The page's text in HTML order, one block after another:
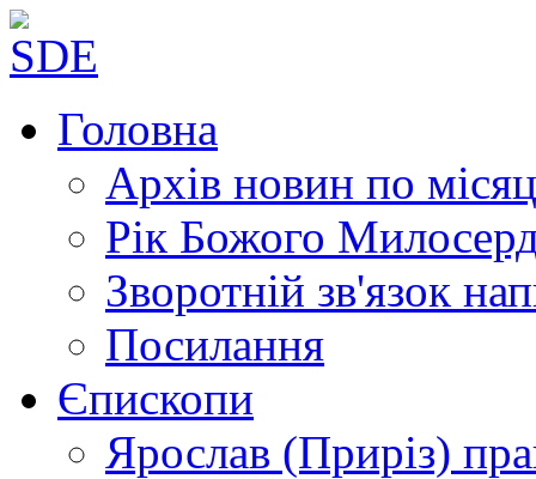
Головна
Архів новин по
Рік Божого
Зворотній зв'язок
Посилання
Єпископи
Ярослав (Приріз)